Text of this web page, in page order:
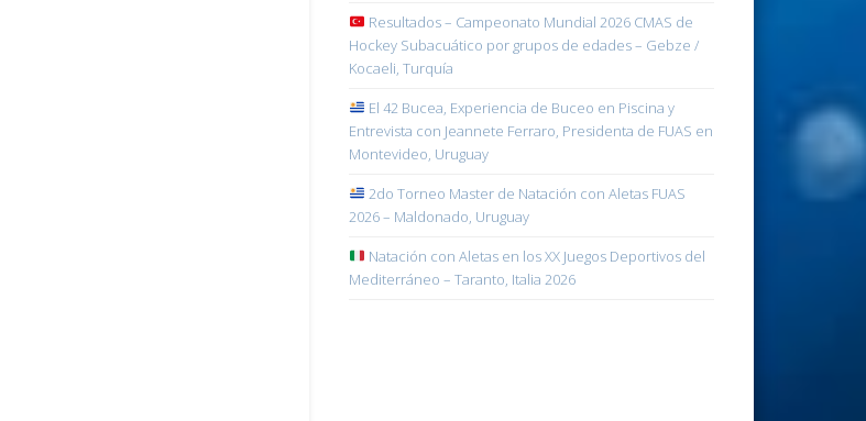
Resultados – Campeonato Mundial 2026 CMAS de
Hockey Subacuático por grupos de edades – Gebze /
Kocaeli, Turquía
El 42 Bucea, Experiencia de Buceo en Piscina y
Entrevista con Jeannete Ferraro, Presidenta de FUAS en
Montevideo, Uruguay
2do Torneo Master de Natación con Aletas FUAS
2026 – Maldonado, Uruguay
Natación con Aletas en los XX Juegos Deportivos del
Mediterráneo – Taranto, Italia 2026